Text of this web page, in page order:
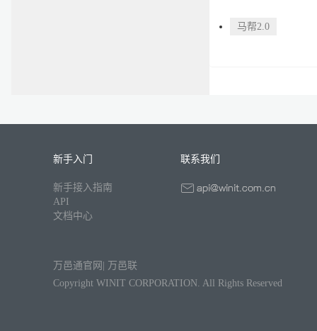
马帮2.0
新手入门
新手接入指南
API
文档中心
联系我们
万邑通官网
万邑联
Copyright WINIT CORPORATION. All Rights Reserved